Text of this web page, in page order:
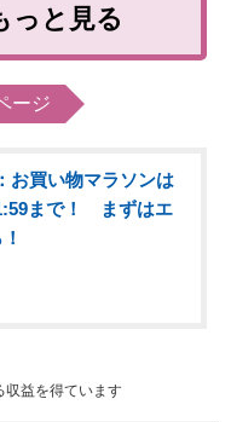
っと見る
ージ
お買い物マラソンは
まで！ まずはエ
益を得ています